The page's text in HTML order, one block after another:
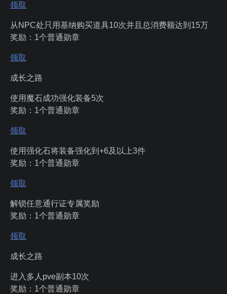
领取
从NPC处只用基纳购买道具10次并且总消费额达到15万
奖励：1个普通勋章
领取
成长之路
使用魔石成功强化装备5次
奖励：1个普通勋章
领取
使用强化石将装备强化到+6及以上3件
奖励：1个普通勋章
领取
解锁任意通行证专属奖励
奖励：1个普通勋章
领取
成长之路
进入多人pve副本10次
奖励：1个普通勋章